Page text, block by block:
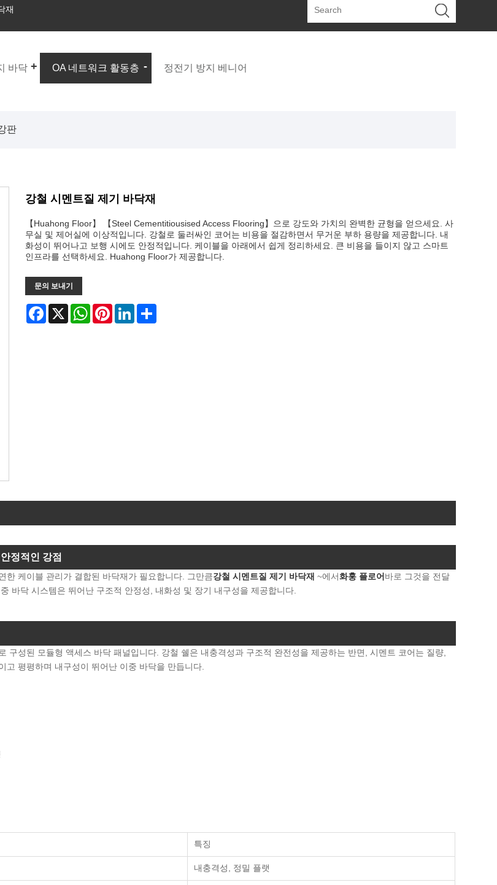
재
바닥 OA 네트워크 활동층 정전기 방지 베니어
판
강철 시멘트질 제기 바닥재
【Huahong Floor】 【Steel Cementitiousised Access Flooring】으로 강도와 가치의 완벽한 균형을 얻으세요. 사
무실 및 제어실에 이상적입니다. 강철로 둘러싸인 코어는 비용을 절감하면서 무거운 부하 용량을 제공합니다. 내
화성이 뛰어나고 보행 시에도 안정적입니다. 케이블을 아래에서 쉽게 정리하세요. 큰 비용을 들이지 않고 스마트
인프라를 선택하세요. Huahong Floor가 제공합니다.
문의 보내기
Facebook
X WhatsAppPinterestLinkedIn
정적인 강점
케이블 관리가 결합된 바닥재가 필요합니다. 그만큼강철 시멘트질 제기 바닥재 ~에서화훙 플로어 바로 그것을 전달
바닥 시스템은 뛰어난 구조적 안정성, 내화성 및 장기 내구성을 제공합니다.
구성된 모듈형 액세스 바닥 패널입니다. 강철 쉘은 내충격성과 구조적 완전성을 제공하는 반면, 시멘트 코어는 질량,
평평하며 내구성이 뛰어난 이중 바닥을 만듭니다.
특징
내충격성, 정밀 플랫